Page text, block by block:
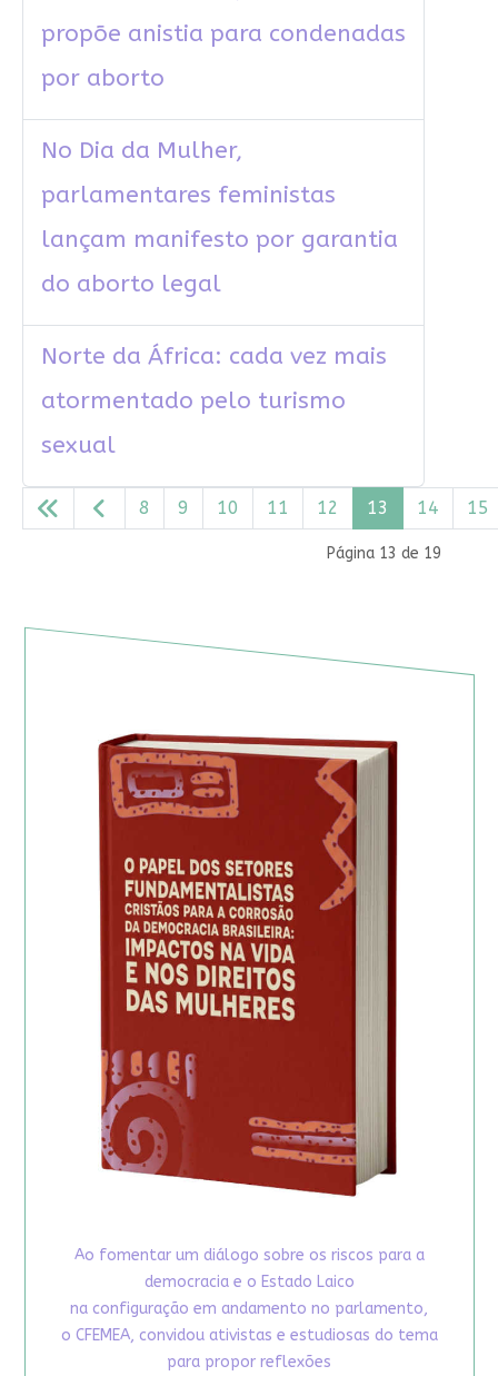
propõe anistia para condenadas
por aborto
No Dia da Mulher,
parlamentares feministas
lançam manifesto por garantia
do aborto legal
Norte da África: cada vez mais
atormentado pelo turismo
sexual
Página 13 de 19
8 9 10 11 12 13 14 15
Ao fomentar um diálogo sobre os riscos para a
democracia e o Estado Laico
na configuração em andamento no parlamento,
o CFEMEA, convidou ativistas e estudiosas do tema
para propor reflexões